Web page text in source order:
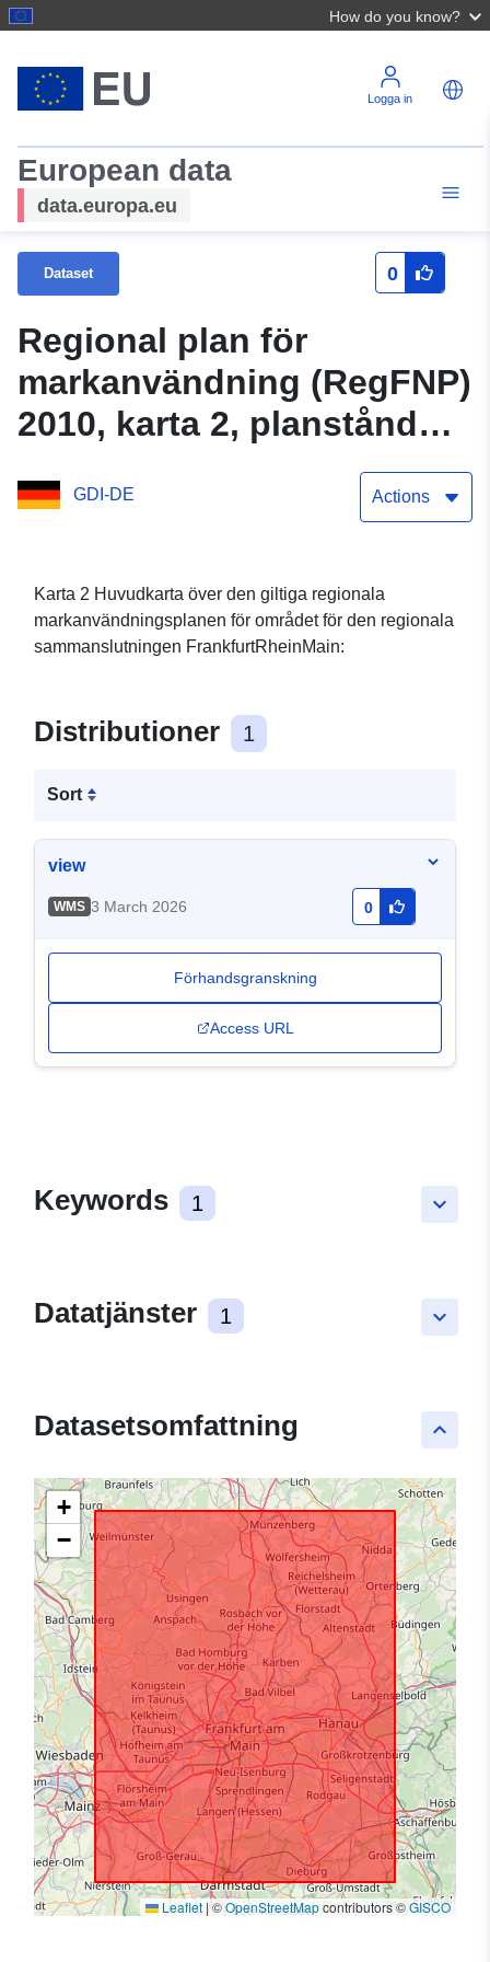
How do you know?
Logga in
European data
data.europa.eu
Dataset 0
Regional plan för
markanvändning (RegFNP)
2010, karta 2, planstånd
GDI-DE Actions
Karta 2 Huvudkarta över den giltiga regionala
markanvändningsplanen för området för den regionala
sammanslutningen FrankfurtRheinMain:
Distributioner 1
Sort
view
WMS 3 March 2026 0
Förhandsgranskning
Access URL
keyboard_arrow_down
Keywords 1
keyboard_arrow_down
Datatjänster 1
keyboard_arrow_up
Datasetsomfattning
+
−
Leaflet |©OpenStreetMapcontributors ©GISCO